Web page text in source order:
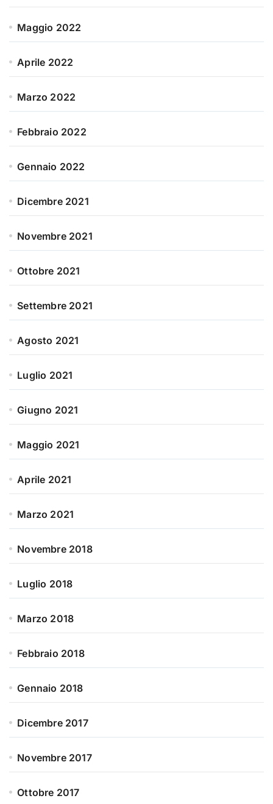
Maggio 2022
Aprile 2022
Marzo 2022
Febbraio 2022
Gennaio 2022
Dicembre 2021
Novembre 2021
Ottobre 2021
Settembre 2021
Agosto 2021
Luglio 2021
Giugno 2021
Maggio 2021
Aprile 2021
Marzo 2021
Novembre 2018
Luglio 2018
Marzo 2018
Febbraio 2018
Gennaio 2018
Dicembre 2017
Novembre 2017
Ottobre 2017